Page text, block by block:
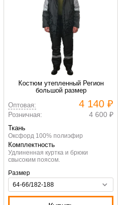
Костюм утепленный Регион
большой размер
Оптовая:
4 140 ₽
Розничная: 4 600 ₽
Ткань
Оксфорд 100% полиэфир
Комплектность
Удлиненная куртка и брюки
свысоким поясом.
Размер